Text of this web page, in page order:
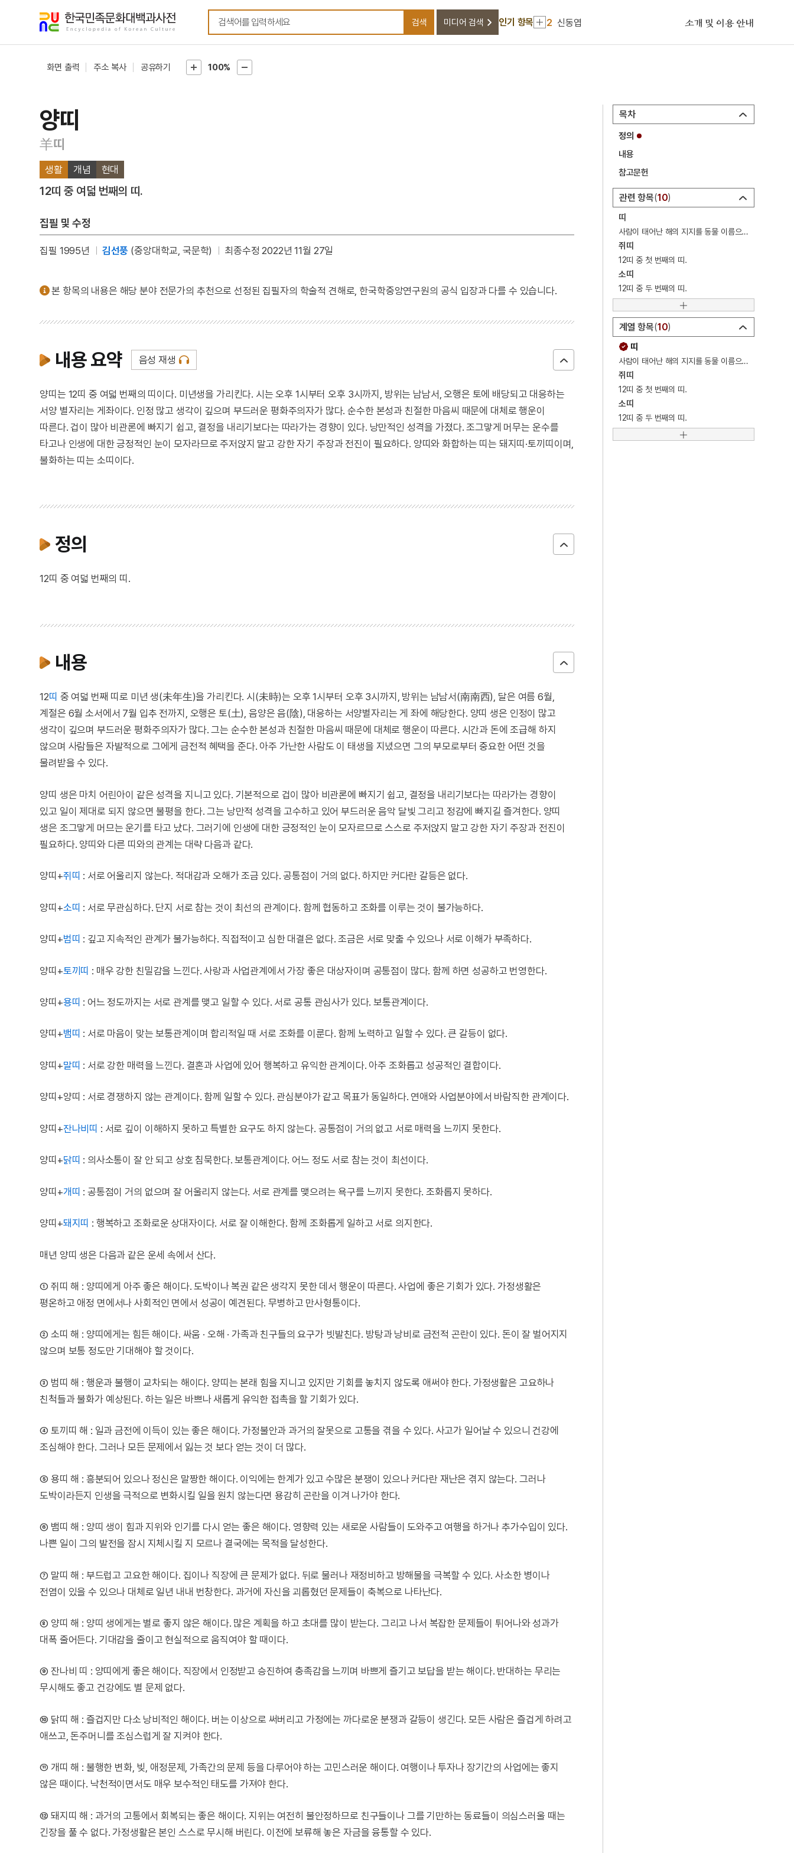
검색어를 입력하세요
검색 미디어 검색 인기 항목
2 신동엽
3
덕원 성 베네딕도 수도원
여수·순천 10·19사건
덕원 성 베네딕도 수도원
5
여수·순천 10·19사건
8 거문도사건
고수레
10 대진대학교
소개 및 이용 안내
화면 출력 주소 복사 공유하기 100%
목차
정의
내용
참고문헌
관련 항목 10
띠
사람이 태어난 해의 지지를 동물 이름으로 상징하여 이르는 말을 가리키는 민속용어.
쥐띠
12띠 중 첫 번째의 띠.
소띠
12띠 중 두 번째의 띠.
계열 항목 10
띠
사람이 태어난 해의 지지를 동물 이름으로 상징하여 이르는 말을 가리키는 민속용어.
쥐띠
12띠 중 첫 번째의 띠.
소띠
12띠 중 두 번째의 띠.
양띠
羊띠
생활 개념 현대
12띠 중 여덟 번째의 띠.
집필 및 수정
집필 1995년 김선풍 (중앙대학교, 국문학) 최종수정 2022년 11월 27일
본 항목의 내용은 해당 분야 전문가의 추천으로 선정된 집필자의 학술적 견해로, 한국학중앙연구원의 공식 입장과 다를 수 있습니다.
내용 요약 음성 재생
양띠는 12띠 중 여덟 번째의 띠이다. 미년생을 가리킨다. 시는 오후 1시부터 오후 3시까지, 방위는 남남서, 오행은 토에 배당되고 대응하는
서양 별자리는 게좌이다. 인정 많고 생각이 깊으며 부드러운 평화주의자가 많다. 순수한 본성과 친절한 마음씨 때문에 대체로 행운이
따른다. 겁이 많아 비관론에 빠지기 쉽고, 결정을 내리기보다는 따라가는 경향이 있다. 낭만적인 성격을 가졌다. 조그맣게 머무는 운수를
타고나 인생에 대한 긍정적인 눈이 모자라므로 주저앉지 말고 강한 자기 주장과 전진이 필요하다. 양띠와 화합하는 띠는 돼지띠·토끼띠이며,
불화하는 띠는 소띠이다.
정의
12띠 중 여덟 번째의 띠.
내용
12띠 중 여덟 번째 띠로 미년 생(未年生)을 가리킨다. 시(未時)는 오후 1시부터 오후 3시까지, 방위는 남남서(南南西), 달은 여름 6월,
계절은 6월 소서에서 7월 입추 전까지, 오행은 토(土), 음양은 음(陰), 대응하는 서양별자리는 게 좌에 해당한다. 양띠 생은 인정이 많고
생각이 깊으며 부드러운 평화주의자가 많다. 그는 순수한 본성과 친절한 마음씨 때문에 대체로 행운이 따른다. 시간과 돈에 조급해 하지
않으며 사람들은 자발적으로 그에게 금전적 혜택을 준다. 아주 가난한 사람도 이 태생을 지녔으면 그의 부모로부터 중요한 어떤 것을
물려받을 수 있다.
양띠 생은 마치 어린아이 같은 성격을 지니고 있다. 기본적으로 겁이 많아 비관론에 빠지기 쉽고, 결정을 내리기보다는 따라가는 경향이
있고 일이 제대로 되지 않으면 불평을 한다. 그는 낭만적 성격을 고수하고 있어 부드러운 음악 달빛 그리고 정감에 빠지길 즐겨한다. 양띠
생은 조그맣게 머므는 운기를 타고 났다. 그러기에 인생에 대한 긍정적인 눈이 모자르므로 스스로 주저앉지 말고 강한 자기 주장과 전진이
필요하다. 양띠와 다른 띠와의 관계는 대략 다음과 같다.
양띠+쥐띠 : 서로 어울리지 않는다. 적대감과 오해가 조금 있다. 공통점이 거의 없다. 하지만 커다란 갈등은 없다.
양띠+소띠 : 서로 무관심하다. 단지 서로 참는 것이 최선의 관계이다. 함께 협동하고 조화를 이루는 것이 불가능하다.
양띠+범띠 : 깊고 지속적인 관계가 불가능하다. 직접적이고 심한 대결은 없다. 조금은 서로 맞출 수 있으나 서로 이해가 부족하다.
양띠+토끼띠 : 매우 강한 친밀감을 느낀다. 사랑과 사업관계에서 가장 좋은 대상자이며 공통점이 많다. 함께 하면 성공하고 번영한다.
양띠+용띠 : 어느 정도까지는 서로 관계를 맺고 일할 수 있다. 서로 공통 관심사가 있다. 보통관계이다.
양띠+뱀띠 : 서로 마음이 맞는 보통관계이며 합리적일 때 서로 조화를 이룬다. 함께 노력하고 일할 수 있다. 큰 갈등이 없다.
양띠+말띠 : 서로 강한 매력을 느낀다. 결혼과 사업에 있어 행복하고 유익한 관계이다. 아주 조화롭고 성공적인 결합이다.
양띠+양띠 : 서로 경쟁하지 않는 관계이다. 함께 일할 수 있다. 관심분야가 같고 목표가 동일하다. 연애와 사업분야에서 바람직한 관계이다.
양띠+잔나비띠 : 서로 깊이 이해하지 못하고 특별한 요구도 하지 않는다. 공통점이 거의 없고 서로 매력을 느끼지 못한다.
양띠+닭띠 : 의사소통이 잘 안 되고 상호 침묵한다. 보통관계이다. 어느 정도 서로 참는 것이 최선이다.
양띠+개띠 : 공통점이 거의 없으며 잘 어울리지 않는다. 서로 관계를 맺으려는 욕구를 느끼지 못한다. 조화롭지 못하다.
양띠+돼지띠 : 행복하고 조화로운 상대자이다. 서로 잘 이해한다. 함께 조화롭게 일하고 서로 의지한다.
매년 양띠 생은 다음과 같은 운세 속에서 산다.
① 쥐띠 해 : 양띠에게 아주 좋은 해이다. 도박이나 복권 같은 생각지 못한 데서 행운이 따른다. 사업에 좋은 기회가 있다. 가정생활은
평온하고 애정 면에서나 사회적인 면에서 성공이 예견된다. 무병하고 만사형통이다.
② 소띠 해 : 양띠에게는 힘든 해이다. 싸움 · 오해 · 가족과 친구들의 요구가 빗발친다. 방탕과 낭비로 금전적 곤란이 있다. 돈이 잘 벌어지지
않으며 보통 정도만 기대해야 할 것이다.
③ 범띠 해 : 행운과 불행이 교차되는 해이다. 양띠는 본래 힘을 지니고 있지만 기회를 놓치지 않도록 애써야 한다. 가정생활은 고요하나
친척들과 불화가 예상된다. 하는 일은 바쁘나 새롭게 유익한 접촉을 할 기회가 있다.
④ 토끼띠 해 : 일과 금전에 이득이 있는 좋은 해이다. 가정불안과 과거의 잘못으로 고통을 겪을 수 있다. 사고가 일어날 수 있으니 건강에
조심해야 한다. 그러나 모든 문제에서 잃는 것 보다 얻는 것이 더 많다.
⑤ 용띠 해 : 흥분되어 있으나 정신은 말짱한 해이다. 이익에는 한계가 있고 수많은 분쟁이 있으나 커다란 재난은 겪지 않는다. 그러나
도박이라든지 인생을 극적으로 변화시킬 일을 원치 않는다면 용감히 곤란을 이겨 나가야 한다.
⑥ 뱀띠 해 : 양띠 생이 힘과 지위와 인기를 다시 얻는 좋은 해이다. 영향력 있는 새로운 사람들이 도와주고 여행을 하거나 추가수입이 있다.
나쁜 일이 그의 발전을 잠시 지체시킬 지 모르나 결국에는 목적을 달성한다.
⑦ 말띠 해 : 부드럽고 고요한 해이다. 집이나 직장에 큰 문제가 없다. 뒤로 물러나 재정비하고 방해물을 극복할 수 있다. 사소한 병이나
전염이 있을 수 있으나 대체로 일년 내내 번창한다. 과거에 자신을 괴롭혔던 문제들이 축복으로 나타난다.
⑧ 양띠 해 : 양띠 생에게는 별로 좋지 않은 해이다. 많은 계획을 하고 초대를 많이 받는다. 그리고 나서 복잡한 문제들이 튀어나와 성과가
대폭 줄어든다. 기대감을 줄이고 현실적으로 움직여야 할 때이다.
⑨ 잔나비 띠 : 양띠에게 좋은 해이다. 직장에서 인정받고 승진하여 충족감을 느끼며 바쁘게 즐기고 보답을 받는 해이다. 반대하는 무리는
무시해도 좋고 건강에도 별 문제 없다.
⑩ 닭띠 해 : 즐겁지만 다소 낭비적인 해이다. 버는 이상으로 써버리고 가정에는 까다로운 분쟁과 갈등이 생긴다. 모든 사람은 즐겁게 하려고
애쓰고, 돈주머니를 조심스럽게 잘 지켜야 한다.
⑪ 개띠 해 : 불행한 변화, 빚, 애정문제, 가족간의 문제 등을 다루어야 하는 고민스러운 해이다. 여행이나 투자나 장기간의 사업에는 좋지
않은 때이다. 낙천적이면서도 매우 보수적인 태도를 가져야 한다.
⑫ 돼지띠 해 : 과거의 고통에서 회복되는 좋은 해이다. 지위는 여전히 불안정하므로 친구들이나 그를 기만하는 동료들이 의심스러울 때는
긴장을 풀 수 없다. 가정생활은 본인 스스로 무시해 버린다. 이전에 보류해 놓은 자금을 융통할 수 있다.